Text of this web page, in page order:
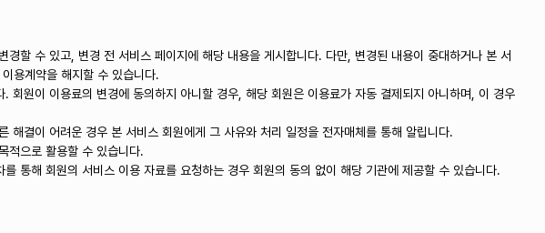
할 수 있고, 변경 전 서비스 페이지에 해당 내용을 게시합니다. 다만, 변경된 내용이 중대하거나 본 서
용계약을 해지할 수 있습니다.
원이 이용료의 변경에 동의하지 아니할 경우, 해당 회원은 이용료가 자동 결제되지 아니하며, 이 경우
결이 어려운 경우 본 서비스 회원에게 그 사유와 처리 일정을 전자매체를 통해 알립니다.
적으로 활용할 수 있습니다.
통해 회원의 서비스 이용 자료를 요청하는 경우 회원의 동의 없이 해당 기관에 제공할 수 있습니다.